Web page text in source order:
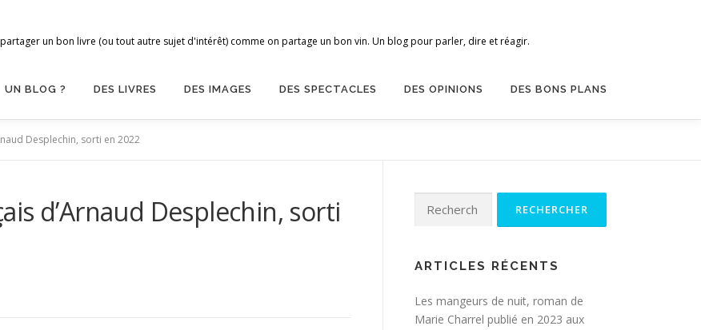
un bon livre (ou tout autre sujet d'intérêt) comme on partage un bon vin. Un blog pour parler, dire et réagir.
UN BLOG ? DES LIVRES DES IMAGES DES SPECTACLES DES OPINIONS DES BONS PLANS
Desplechin, sorti en 2022
d’Arnaud Desplechin, sorti
ARTICLES RÉCENTS
Les mangeurs de nuit, roman de
Marie Charrel publié en 2023 aux